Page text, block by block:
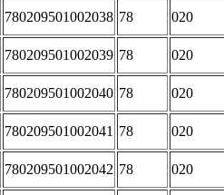
780209501002038 78 020
780209501002039 78 020
780209501002040 78 020
780209501002041 78 020
780209501002042 78 020